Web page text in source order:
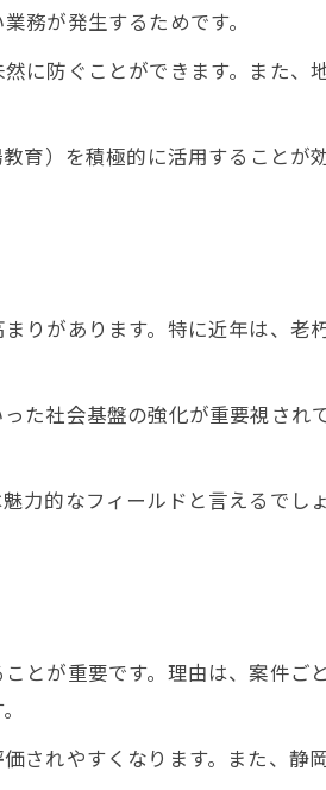
務が発生するためです。
に防ぐことができます。また、
育）を積極的に活用することが
りがあります。特に近年は、老
た社会基盤の強化が重要視され
力的なフィールドと言えるでし
とが重要です。理由は、案件ご
されやすくなります。また、静